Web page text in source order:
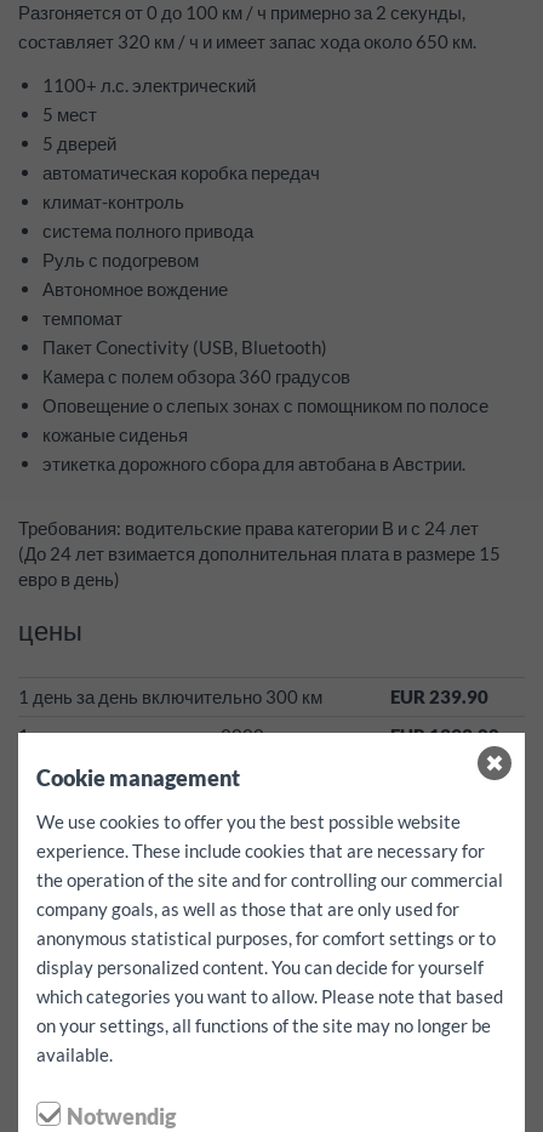
Разгоняется от 0 до 100 км / ч примерно за 2 секунды,
составляет 320 км / ч и имеет запас хода около 650 км.
1100+ л.с. электрический
5 мест
5 дверей
автоматическая коробка передач
климат-контроль
система полного привода
Руль с подогревом
Автономное вождение
темпомат
Пакет Conectivity (USB, Bluetooth)
Камера с полем обзора 360 градусов
Оповещение о слепых зонах с помощником по полосе
кожаные сиденья
этикетка дорожного сбора для автобана в Австрии.
Требования: водительские права категории В и с 24 лет
(До 24 лет взимается дополнительная плата в размере 15
евро в день)
цены
1 день за день включительно 300 км
EUR 239.90
1 неделя включительно 2000 км
EUR 1393.00
4 неделя включительно 4000 км
EUR 4893.00
шинами без доплаты.
Эти тарифы действуют по принципу «все включено»!
Налоги, страховки, сборы за исполнение контракта и за
зимние шины уже включены!*
Дополнительный километр для этого автомобиля EUR
0.75 за км
депозит: 2500.00 EUR
франшиза за каждый ущерб 2500.00 EUR
Возможна франшиза до 500.00 EUR на 50.00 EUR / день.
Бесплатные услуги:
Cookie management
We use cookies to offer you the best possible website
experience. These include cookies that are necessary for
the operation of the site and for controlling our commercial
company goals, as well as those that are only used for
anonymous statistical purposes, for comfort settings or to
display personalized content. You can decide for yourself
which categories you want to allow. Please note that based
on your settings, all functions of the site may no longer be
available.
Notwendig